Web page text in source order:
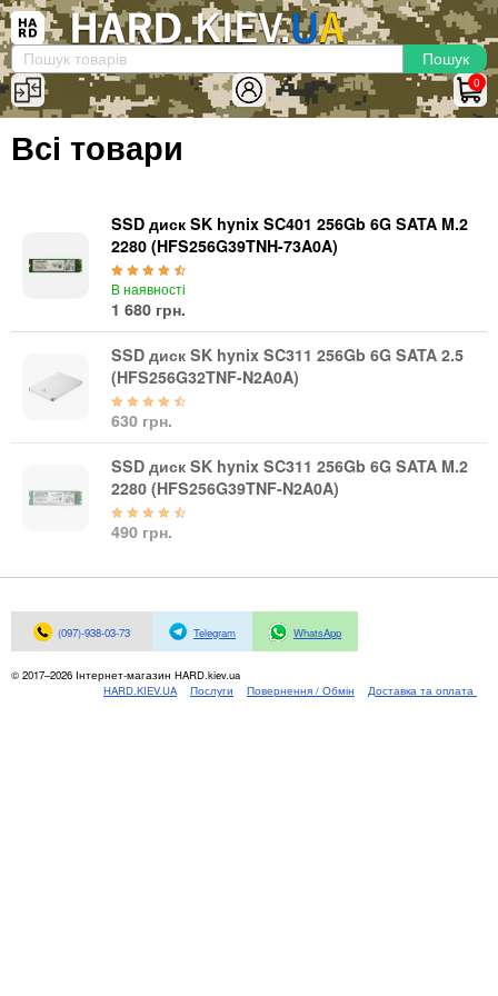
0
Вхід|Реєстрація×
(097)-938-03-73 Telegram WhatsApp
Послуги
Доставка та оплата
Комп'ютери
Персональні комп'ютери
Сервери
Комплектуючі
Оперативна пам'ять
Материнські плати
Жорсткі диски та SSD
NVMe диски
Відеокарти
Блоки живлення
Контролери RAID
Всі товари
SSD диск SK hynix SC401 256Gb 6G SATA M.2
2280 (HFS256G39TNH-73A0A)
В наявності
1 680 грн.
SSD диск SK hynix SC311 256Gb 6G SATA 2.5
(HFS256G32TNF-N2A0A)
630 грн.
SSD диск SK hynix SC311 256Gb 6G SATA M.2
2280 (HFS256G39TNF-N2A0A)
490 грн.
(097)-938-03-73 Telegram WhatsApp
© 2017–2026 Інтернет-магазин HARD.kiev.ua
HARD.KIEV.UA
Послуги Повернення / Обмін Доставка та оплата